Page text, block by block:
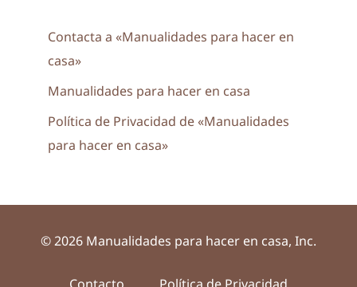
Contacta a «Manualidades para hacer en
casa»
Manualidades para hacer en casa
Política de Privacidad de «Manualidades
para hacer en casa»
© 2026 Manualidades para hacer en casa, Inc.
Contacto Política de Privacidad